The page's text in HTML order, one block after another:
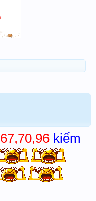
67,70,96 kiếm